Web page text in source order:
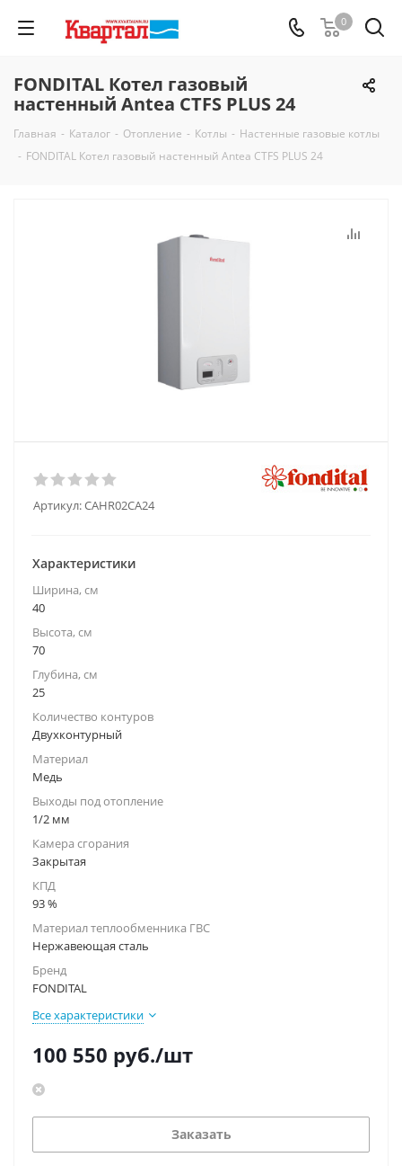
0
FONDITAL Котел газовый
настенный Antea CTFS PLUS 24
Главная - Каталог - Отопление - Котлы - Настенные газовые котлы
- FONDITAL Котел газовый настенный Antea CTFS PLUS 24
Артикул:CAHR02CA24
Характеристики
Ширина, см
40
Высота, см
70
Глубина, см
25
Количество контуров
Двухконтурный
Материал
Медь
Выходы под отопление
1/2 мм
Камера сгорания
Закрытая
КПД
93 %
Материал теплообменника ГВС
Нержавеющая сталь
Бренд
FONDITAL
Все характеристики
100 550 руб./шт
Заказать